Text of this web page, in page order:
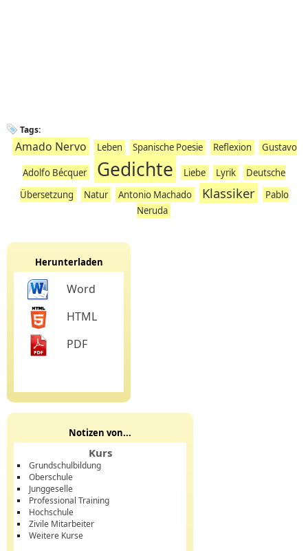
Tags:
Amado Nervo Leben Spanische Poesie Reflexion Gustavo
Adolfo Bécquer Gedichte Liebe Lyrik
Deutsche
Übersetzung
Natur Antonio Machado Klassiker
Pablo
Neruda
Herunterladen
Word
HTML
PDF
Notizen von...
Kurs
Grundschulbildung
Oberschule
Junggeselle
Professional Training
Hochschule
Zivile Mitarbeiter
Weitere Kurse